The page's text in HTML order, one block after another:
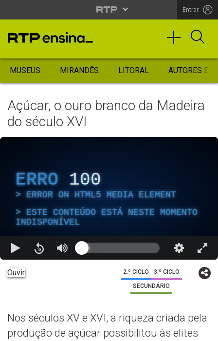
Entrar
MUSEUS MIRANDÊS LITORAL AUTORES
Açúcar, o ouro branco da Madeira
do século XVI
ERRO 100
ERROR ON HTML5 MEDIA ELEMENT
ESTE CONTEÚDO ESTÁ NESTE MOMENTO
INDISPONÍVEL
Ouvir 2.º CICLO 3.º CICLO
SECUNDÁRIO
Nos séculos XV e XVI, a riqueza criada pela
produção de açúcar possibilitou às elites